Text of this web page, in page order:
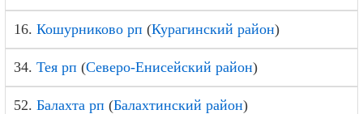
16. Кошурниково рп (Курагинский район)
34. Тея рп (Северо-Енисейский район)
52. Балахта рп (Балахтинский район)